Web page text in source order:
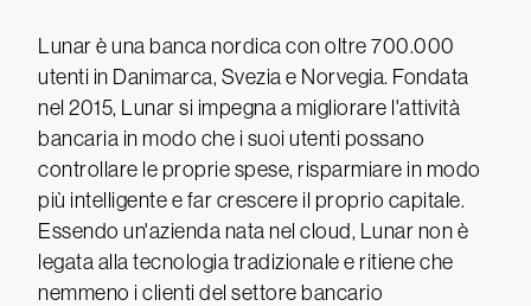
Lunar è una banca nordica con oltre 700.000
utenti in Danimarca, Svezia e Norvegia. Fondata
nel 2015, Lunar si impegna a migliorare l'attività
bancaria in modo che i suoi utenti possano
controllare le proprie spese, risparmiare in modo
più intelligente e far crescere il proprio capitale.
Essendo un'azienda nata nel cloud, Lunar non è
legata alla tecnologia tradizionale e ritiene che
nemmeno i clienti del settore bancario